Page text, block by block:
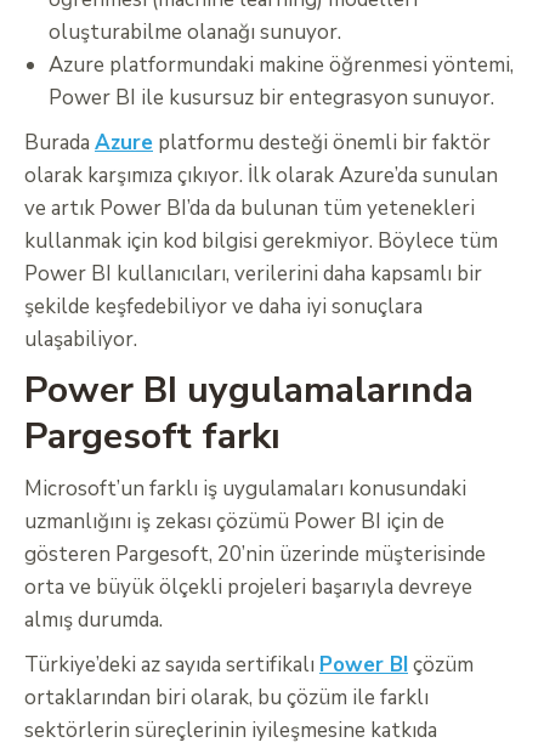
oluşturabilme olanağı sunuyor.
Azure platformundaki makine öğrenmesi yöntemi,
Power BI ile kusursuz bir entegrasyon sunuyor.
Burada Azure platformu desteği önemli bir faktör
olarak karşımıza çıkıyor. İlk olarak Azure’da sunulan
ve artık Power BI’da da bulunan tüm yetenekleri
kullanmak için kod bilgisi gerekmiyor. Böylece tüm
Power BI kullanıcıları, verilerini daha kapsamlı bir
şekilde keşfedebiliyor ve daha iyi sonuçlara
ulaşabiliyor.
Power BI uygulamalarında
Pargesoft farkı
Microsoft’un farklı iş uygulamaları konusundaki
uzmanlığını iş zekası çözümü Power BI için de
gösteren Pargesoft, 20’nin üzerinde müşterisinde
orta ve büyük ölçekli projeleri başarıyla devreye
almış durumda.
Türkiye’deki az sayıda sertifikalı Power BIçözüm
ortaklarından biri olarak, bu çözüm ile farklı
sektörlerin süreçlerinin iyileşmesine katkıda